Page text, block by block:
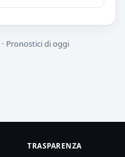
· Pronostici di oggi
TRASPARENZA